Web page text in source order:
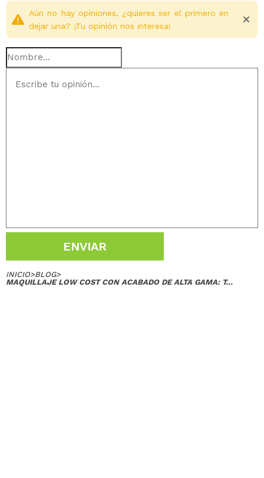
Aún no hay opiniones, ¿quieres ser el primero en
dejar una? ¡Tu opinión nos interesa!
ENVIAR
INICIO>BLOG>
MAQUILLAJE LOW COST CON ACABADO DE ALTA GAMA: T...